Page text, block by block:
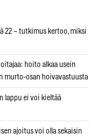
22 – tutkimus kertoo, miksi
hoito alkaa usein
murto-osan hoivavastuusta
lappu ei voi kieltää
ajoitus voi olla sekaisin